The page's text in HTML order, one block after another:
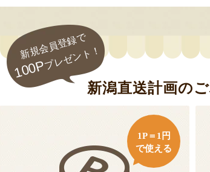
新規会員登録で
100Pプレゼント！
新潟直送計画のご
1P＝1円
で使える